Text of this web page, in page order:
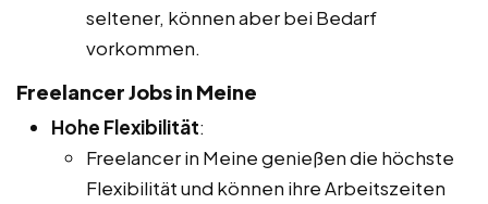
seltener, können aber bei Bedarf
vorkommen.
Freelancer Jobs in Meine
Hohe Flexibilität:
Freelancer in Meine genießen die höchste
Flexibilität und können ihre Arbeitszeiten